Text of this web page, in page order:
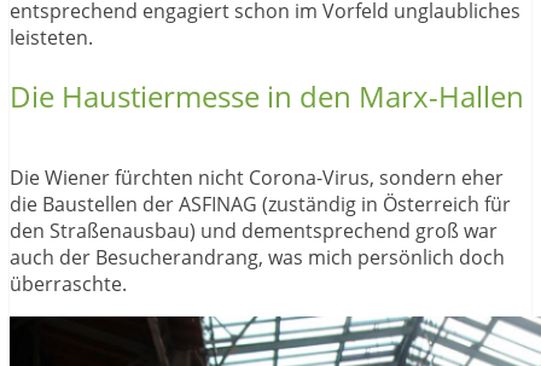
entsprechend engagiert schon im Vorfeld unglaubliches
leisteten.
Die Haustiermesse in den Marx-Hallen
Die Wiener fürchten nicht Corona-Virus, sondern eher
die Baustellen der ASFINAG (zuständig in Österreich für
den Straßenausbau) und dementsprechend groß war
auch der Besucherandrang, was mich persönlich doch
überraschte.